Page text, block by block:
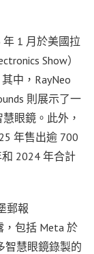
1 月於美國拉
Show）
中，RayNeo
則展示了一
眼鏡。此外，
年售出逾 700
2024 年合計
郵報
，包括 Meta 於
智慧眼鏡錄製的